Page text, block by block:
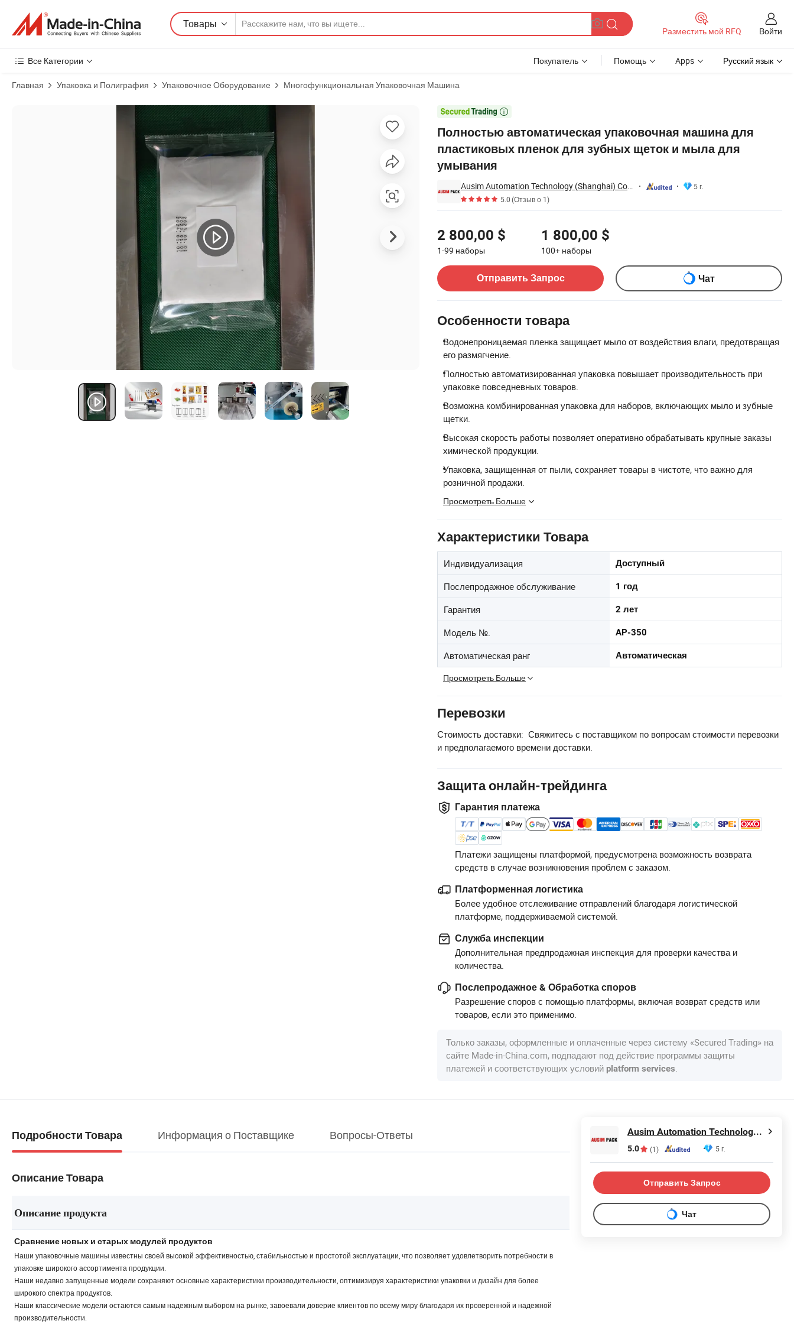
Товары
Разместить мой RFQ Войти
Все Категории Покупатель Помощь Apps Русский язык
Главная Упаковка и Полиграфия Упаковочное Оборудование Многофункциональная Упаковочная Машина

Полностью автоматическая упаковочная машина для
пластиковых пленок для зубных щеток и мыла для
умывания
Ausim Automation Technology (Shanghai) Co., Ltd.
5 г.
5.0(Отзыв о 1)
2 800,00 $
1-99 наборы
1 800,00 $
100+ наборы
Отправить Запрос
Чат
Особенности товара
Водонепроницаемая пленка защищает мыло от воздействия влаги, предотвращая
его размягчение.
Полностью автоматизированная упаковка повышает производительность при
упаковке повседневных товаров.
Возможна комбинированная упаковка для наборов, включающих мыло и зубные
щетки.
Высокая скорость работы позволяет оперативно обрабатывать крупные заказы
химической продукции.
Упаковка, защищенная от пыли, сохраняет товары в чистоте, что важно для
розничной продажи.
Просмотреть Больше
Характеристики Товара
Индивидуализация Доступный
Послепродажное обслуживание 1 год
Гарантия 2 лет
Модель №. AP-350
Автоматическая ранг Автоматическая
Просмотреть Больше
Перевозки
Стоимость доставки: Свяжитесь с поставщиком по вопросам стоимости перевозки
и предполагаемого времени доставки.
Защита онлайн-трейдинга
Гарантия платежа
Платежи защищены платформой, предусмотрена возможность возврата
средств в случае возникновения проблем с заказом.
Платформенная логистика
Более удобное отслеживание отправлений благодаря логистической
платформе, поддерживаемой системой.
Служба инспекции
Дополнительная предпродажная инспекция для проверки качества и
количества.
Послепродажное & Обработка споров
Разрешение споров с помощью платформы, включая возврат средств или
товаров, если это применимо.
Только заказы, оформленные и оплаченные через систему «Secured Trading» на
сайте Made-in-China.com, подпадают под действие программы защиты
платежей и соответствующих условий platform services.
Изображения товара: Полностью автоматическая упаковочная машина для пластиковых пленок для зубных щеток и мыла для умывания
Подробности Товара Информация о Поставщике Вопросы-Ответы
Описание Товара
Описание продукта
Сравнение новых и старых модулей продуктов
Наши упаковочные машины известны своей высокой эффективностью, стабильностью и простотой эксплуатации, что позволяет удовлетворить потребности в
упаковке широкого ассортимента продукции.
Наши недавно запущенные модели сохраняют основные характеристики производительности, оптимизируя характеристики упаковки и дизайн для более
широкого спектра продуктов.
Наши классические модели остаются самым надежным выбором на рынке, завоевали доверие клиентов по всему миру благодаря их проверенной и надежной
производительности.
Ausim Automation Technology (Shanghai) Co., Ltd.
5.0 (1) 5 г.
Отправить Запрос
Чат